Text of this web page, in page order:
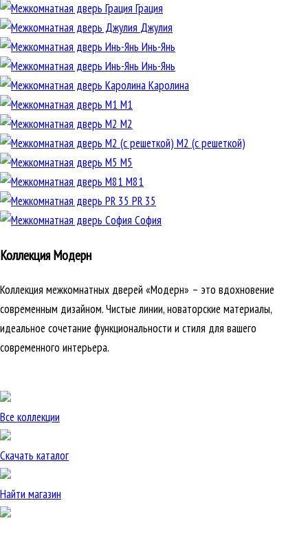
Грация
Джулия
Инь-Янь
Инь-Янь
Каролина
М1
М2
М2 (с решеткой)
М5
М81
PR 35
София
Коллекция Модерн
Коллекция межкомнатных дверей «Модерн» – это вдохновение
современным дизайном. Чистые линии, новаторские материалы,
идеальное сочетание функциональности и стиля для вашего
современного интерьера.
Все коллекции
Скачать каталог
Найти магазин